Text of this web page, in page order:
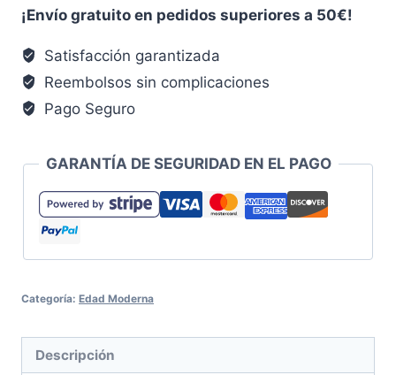
Notre
Dame
cantidad
¡Envío gratuito en pedidos superiores a 50€!
Satisfacción garantizada
Reembolsos sin complicaciones
Pago Seguro
GARANTÍA DE SEGURIDAD EN EL PAGO
Categoría: Edad Moderna
Descripción